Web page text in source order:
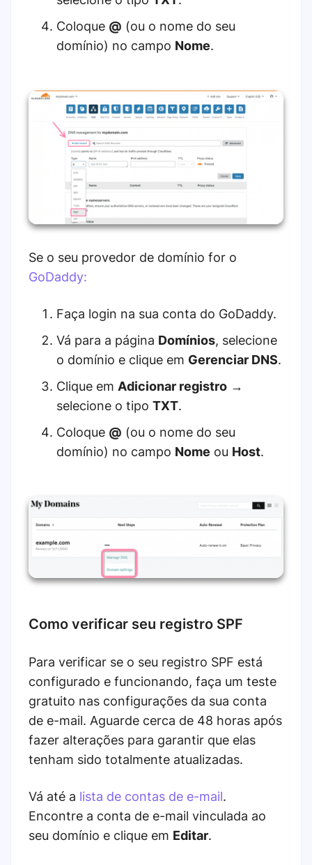
Coloque @ (ou o nome do seu
domínio) no campo Nome.
Se o seu provedor de domínio for o
GoDaddy:
Faça login na sua conta do GoDaddy.
Vá para a página Domínios, selecione
o domínio e clique em Gerenciar DNS.
Clique em Adicionar registro →
selecione o tipo TXT.
Coloque @ (ou o nome do seu
domínio) no campo Nome ou Host.
Como verificar seu registro SPF
Para verificar se o seu registro SPF está
configurado e funcionando, faça um teste
gratuito nas configurações da sua conta
de e-mail. Aguarde cerca de 48 horas após
fazer alterações para garantir que elas
tenham sido totalmente atualizadas.
Vá até a lista de contas de e-mail.
Encontre a conta de e-mail vinculada ao
seu domínio e clique em Editar.